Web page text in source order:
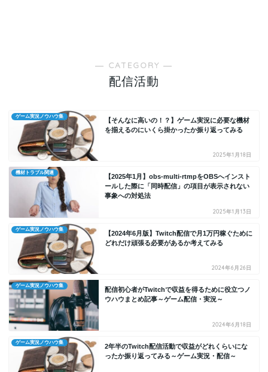
― CATEGORY ―
配信活動
ゲーム実況ノウハウ集
【そんなに高いの！？】ゲーム実況に必要な機材
を揃えるのにいくら掛かったか振り返ってみる
2025年1月18日
機材トラブル関連
【2025年1月】obs-multi-rtmpをOBSへインスト
ールした際に「同時配信」の項目が表示されない
事象への対処法
2025年1月13日
ゲーム実況ノウハウ集
【2024年6月版】Twitch配信で月1万円稼ぐために
どれだけ頑張る必要があるか考えてみる
2024年6月26日
ゲーム実況ノウハウ集
配信初心者がTwitchで収益を得るために役立つノ
ウハウまとめ記事～ゲーム配信・実況～
2024年6月18日
ゲーム実況ノウハウ集
2年半のTwitch配信活動で収益がどれくらいにな
ったか振り返ってみる～ゲーム実況・配信～